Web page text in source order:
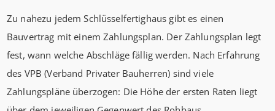
Zu nahezu jedem Schlüsselfertighaus gibt es einen
Bauvertrag mit einem Zahlungsplan. Der Zahlungsplan legt
fest, wann welche Abschläge fällig werden. Nach Erfahrung
des VPB (Verband Privater Bauherren) sind viele
Zahlungspläne überzogen: Die Höhe der ersten Raten liegt